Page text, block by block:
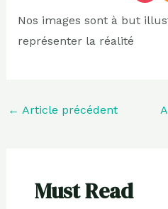
Nos images sont à but
représenter la réalité
← Article précédent
Must Read